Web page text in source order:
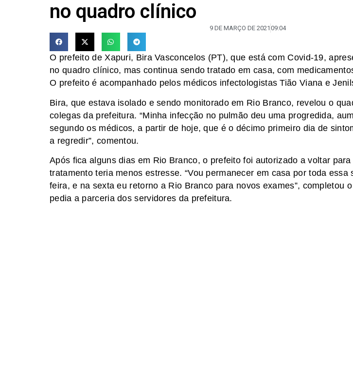
no quadro clínico
9 DE MARÇO DE 2021 09:04
O prefeito de Xapuri, Bira Vasconcelos (PT), que está com Covid-19,
no quadro clínico, mas continua sendo tratado em casa, com
O prefeito é acompanhado pelos médicos infectologistas Tião Viana e
Bira, que estava isolado e sendo monitorado em Rio Branco, revelou o
colegas da prefeitura. “Minha infecção no pulmão deu uma progredida,
segundo os médicos, a partir de hoje, que é o décimo primeiro dia de
a regredir”, comentou.
Após fica alguns dias em Rio Branco, o prefeito foi autorizado a voltar
tratamento teria menos estresse. “Vou permanecer em casa por toda essa
feira, e na sexta eu retorno a Rio Branco para novos exames”, completou
pedia a parceria dos servidores da prefeitura.